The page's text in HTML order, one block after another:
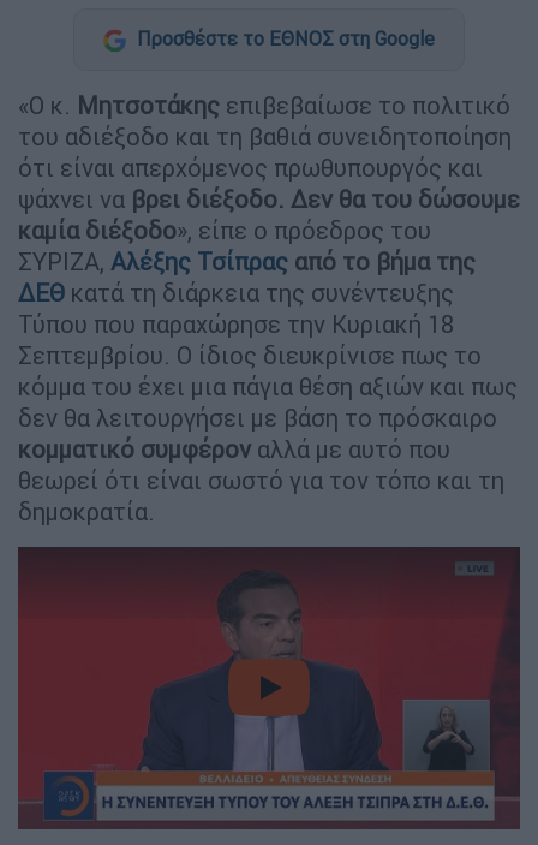
Προσθέστε το ΕΘΝΟΣ στη Google
«Ο κ. Μητσοτάκης επιβεβαίωσε το πολιτικό
του αδιέξοδο και τη βαθιά συνειδητοποίηση
ότι είναι απερχόμενος πρωθυπουργός και
ψάχνει να βρει διέξοδο. Δεν θα του δώσουμε
καμία διέξοδο», είπε ο πρόεδρος του
ΣΥΡΙΖΑ, Αλέξης Τσίπρας από το βήμα της
ΔΕΘ κατά τη διάρκεια της συνέντευξης
Τύπου που παραχώρησε την Κυριακή 18
Σεπτεμβρίου. O ίδιος διευκρίνισε πως το
κόμμα του έχει μια πάγια θέση αξιών και πως
δεν θα λειτουργήσει με βάση το πρόσκαιρο
κομματικό συμφέρον αλλά με αυτό που
θεωρεί ότι είναι σωστό για τον τόπο και τη
δημοκρατία.
video